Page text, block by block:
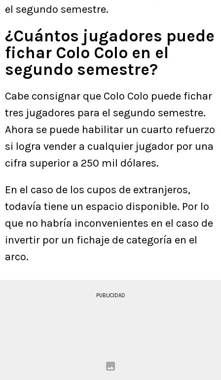
el segundo semestre.
¿Cuántos jugadores puede
fichar Colo Colo en el
segundo semestre?
Cabe consignar que Colo Colo puede fichar
tres jugadores para el segundo semestre.
Ahora se puede habilitar un cuarto refuerzo
si logra vender a cualquier jugador por una
cifra superior a 250 mil dólares.
En el caso de los cupos de extranjeros,
todavía tiene un espacio disponible. Por lo
que no habría inconvenientes en el caso de
invertir por un fichaje de categoría en el
arco.
PUBLICIDAD